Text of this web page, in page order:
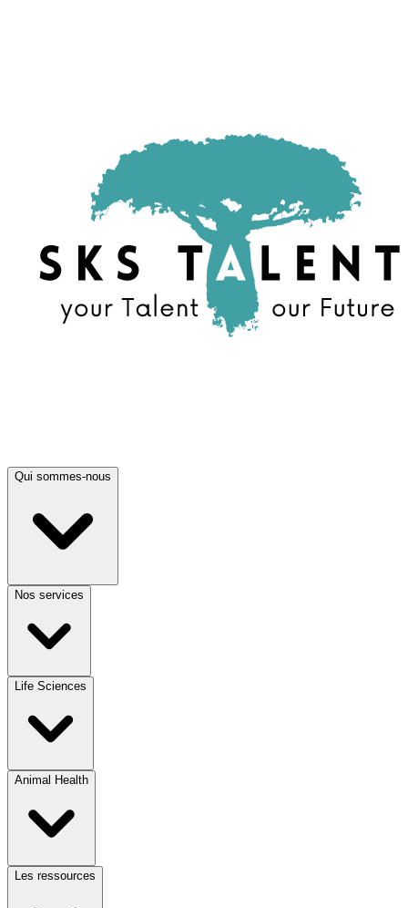
Qui sommes-nous
Nos services
Life Sciences
Animal Health
Les ressources